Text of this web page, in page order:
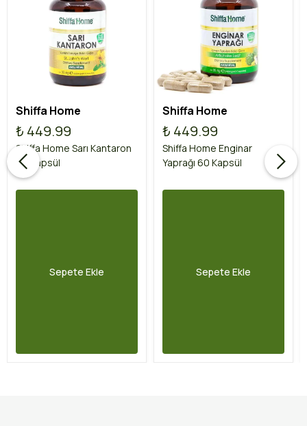
Shiffa Home
₺ 449.99
Shiffa Home Sarı Kantaron
60 Kapsül
Sepete Ekle
Shiffa Home
₺ 449.99
Shiffa Home Enginar
Yaprağı 60 Kapsül
Sepete Ekle